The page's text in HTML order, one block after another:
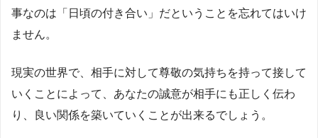
事なのは「日頃の付き合い」だということを忘れてはいけ
ません。
現実の世界で、相手に対して尊敬の気持ちを持って接して
いくことによって、あなたの誠意が相手にも正しく伝わ
り、良い関係を築いていくことが出来るでしょう。